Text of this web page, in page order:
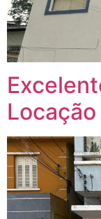
Locação